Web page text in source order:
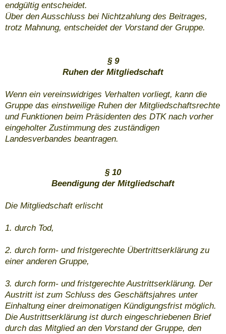
endgültig entscheidet.
Über den Ausschluss bei Nichtzahlung des Beitrages,
trotz Mahnung, entscheidet der Vorstand der Gruppe.
§ 9
Ruhen der Mitgliedschaft
Wenn ein vereinswidriges Verhalten vorliegt, kann die
Gruppe das einstweilige Ruhen der Mitgliedschaftsrechte
und Funktionen beim Präsidenten des DTK nach vorher
eingeholter Zustimmung des zuständigen
Landesverbandes beantragen.
§ 10
Beendigung der Mitgliedschaft
Die Mitgliedschaft erlischt
1. durch Tod,
2. durch form- und fristgerechte Übertrittserklärung zu
einer anderen Gruppe,
3. durch form- und fristgerechte Austrittserklärung. Der
Austritt ist zum Schluss des Geschäftsjahres unter
Einhaltung einer dreimonatigen Kündigungsfrist möglich.
Die Austrittserklärung ist durch eingeschriebenen Brief
durch das Mitglied an den Vorstand der Gruppe, den